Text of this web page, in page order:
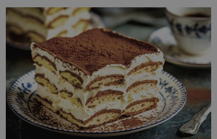
krutý. Jeho činy budí hrůzu ještě dlouho po jeho smrti